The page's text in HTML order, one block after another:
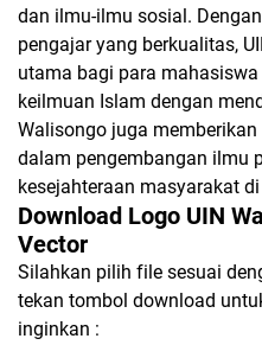
dan ilmu-ilmu sosial.
pengajar yang berkualitas,
utama bagi para
keilmuan Islam dengan
Walisongo juga
dalam pengembangan ilmu
kesejahteraan masyarakat
Download Logo UIN
Vector
Silahkan pilih file sesuai
tekan tombol download
inginkan :